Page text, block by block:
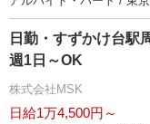
日勤・すずかけ台駅
週1日～OK
株式会社MSK
日給1万4,500円～